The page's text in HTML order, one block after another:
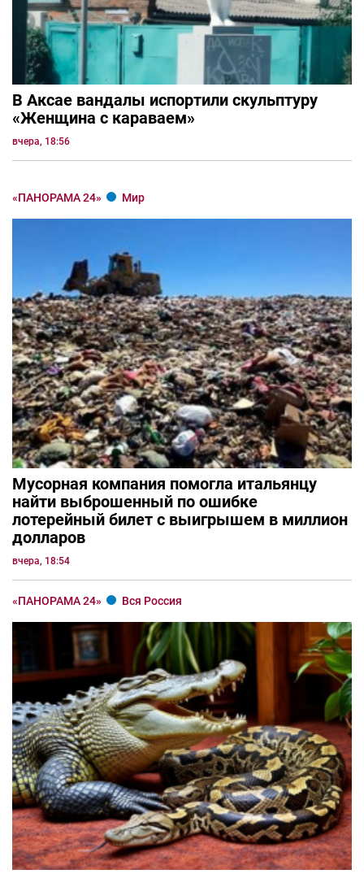
В Аксае вандалы испортили скульптуру
«Женщина с караваем»
вчера, 18:56
«ПАНОРАМА 24» Мир
Мусорная компания помогла итальянцу
найти выброшенный по ошибке
лотерейный билет с выигрышем в миллион
долларов
вчера, 18:54
«ПАНОРАМА 24» Вся Россия